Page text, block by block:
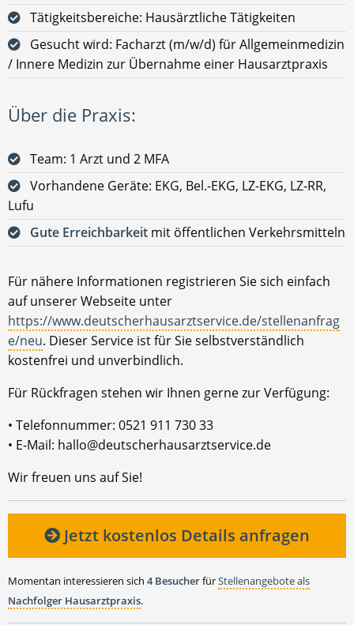
Tätigkeitsbereiche: Hausärztliche Tätigkeiten
Gesucht wird: Facharzt (m/w/d) für Allgemeinmedizin
/ Innere Medizin zur Übernahme einer Hausarztpraxis
Über die Praxis:
Team: 1 Arzt und 2 MFA
Vorhandene Geräte: EKG, Bel.-EKG, LZ-EKG, LZ-RR,
Lufu
Gute Erreichbarkeit mit öffentlichen Verkehrsmitteln
Für nähere Informationen registrieren Sie sich einfach
auf unserer Webseite unter
https://www.deutscherhausarztservice.de/stellenanfrag
e/neu. Dieser Service ist für Sie selbstverständlich
kostenfrei und unverbindlich.
Für Rückfragen stehen wir Ihnen gerne zur Verfügung:
• Telefonnummer: 0521 911 730 33
• E-Mail: hallo@deutscherhausarztservice.de
Wir freuen uns auf Sie!
Jetzt kostenlos Details anfragen
Momentan interessieren sich 4 BesucherfürStellenangebote als
Nachfolger Hausarztpraxis.